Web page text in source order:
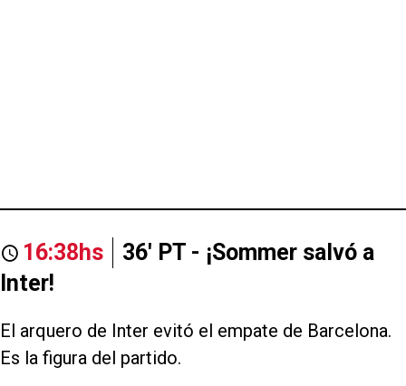
16:38hs
36' PT - ¡Sommer salvó a
Inter!
El arquero de Inter evitó el empate de Barcelona.
Es la figura del partido.